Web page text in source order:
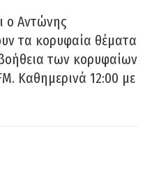
ο Αντώνης
τα κορυφαία θέματα
των κορυφαίων
Καθημερινά 12:00 με